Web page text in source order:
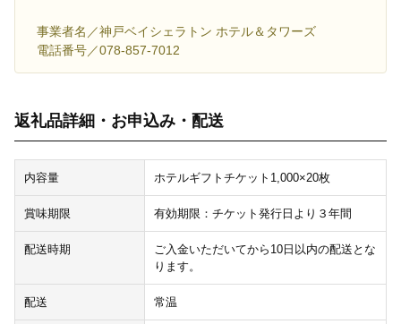
事業者名／神戸ベイシェラトン ホテル＆タワーズ
電話番号／078-857-7012
返礼品詳細・お申込み・配送
内容量 ホテルギフトチケット1,000×20枚
賞味期限 有効期限：チケット発行日より３年間
配送時期
ご入金いただいてから10日以内の配送とな
ります。
配送 常温